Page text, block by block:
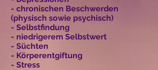
- chronischen Beschwerden
(physisch sowie psychisch)
- Selbstfindung
- niedrigerem Selbstwert
- Süchten
- Körperentgiftung
- Stress